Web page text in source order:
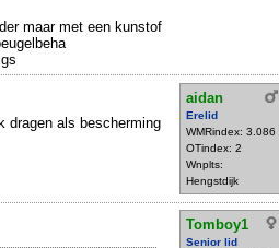
maar met een kunstof
aidan
Erelid
WMRindex: 3.086
OTindex: 2
Wnplts:
Hengstdijk
dragen als bescherming
Tomboy1
Senior lid